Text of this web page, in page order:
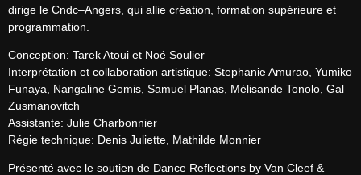
dirige le Cndc–Angers, qui allie création, formation supérieure et
programmation.
Conception: Tarek Atoui et Noé Soulier
Interprétation et collaboration artistique: Stephanie Amurao, Yumiko
Funaya, Nangaline Gomis, Samuel Planas, Mélisande Tonolo, Gal
Zusmanovitch
Assistante: Julie Charbonnier
Régie technique: Denis Juliette, Mathilde Monnier
Présenté avec le soutien de Dance Reflections by Van Cleef &